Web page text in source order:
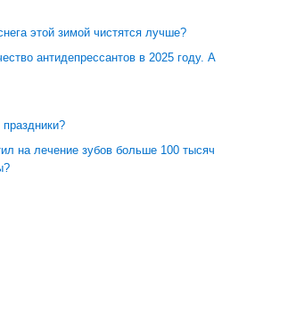
этой зимой чистятся лучше?
антидепрессантов в 2025 году. А
на лечение зубов больше 100 тысяч